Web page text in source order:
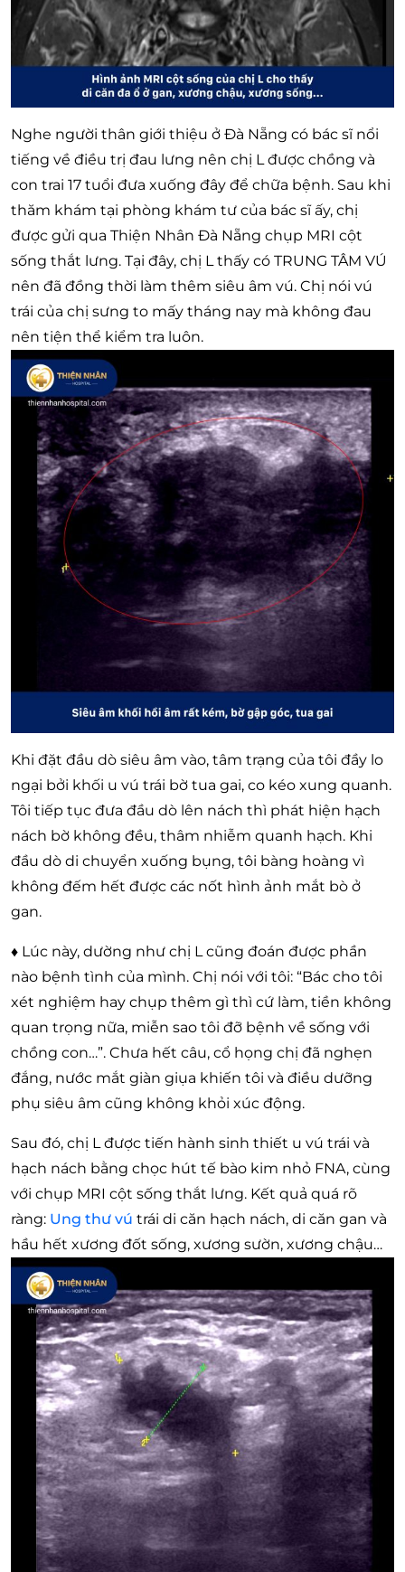
Nghe người thân giới thiệu ở Đà Nẵng có bác sĩ nổi
tiếng về điều trị đau lưng nên chị L được chồng và
con trai 17 tuổi đưa xuống đây để chữa bệnh. Sau khi
thăm khám tại phòng khám tư của bác sĩ ấy, chị
được gửi qua Thiện Nhân Đà Nẵng chụp MRI cột
sống thắt lưng. Tại đây, chị L thấy có TRUNG TÂM VÚ
nên đã đồng thời làm thêm siêu âm vú. Chị nói vú
trái của chị sưng to mấy tháng nay mà không đau
nên tiện thể kiểm tra luôn.
Khi đặt đầu dò siêu âm vào, tâm trạng của tôi đầy lo
ngại bởi khối u vú trái bờ tua gai, co kéo xung quanh.
Tôi tiếp tục đưa đầu dò lên nách thì phát hiện hạch
nách bờ không đều, thâm nhiễm quanh hạch. Khi
đầu dò di chuyển xuống bụng, tôi bàng hoàng vì
không đếm hết được các nốt hình ảnh mắt bò ở
gan.
♦ Lúc này, dường như chị L cũng đoán được phần
nào bệnh tình của mình. Chị nói với tôi: “Bác cho tôi
xét nghiệm hay chụp thêm gì thì cứ làm, tiền không
quan trọng nữa, miễn sao tôi đỡ bệnh về sống với
chồng con…”. Chưa hết câu, cổ họng chị đã nghẹn
đắng, nước mắt giàn giụa khiến tôi và điều dưỡng
phụ siêu âm cũng không khỏi xúc động.
Sau đó, chị L được tiến hành sinh thiết u vú trái và
hạch nách bằng chọc hút tế bào kim nhỏ FNA, cùng
với chụp MRI cột sống thắt lưng. Kết quả quá rõ
ràng: Ung thư vú trái di căn hạch nách, di căn gan và
hầu hết xương đốt sống, xương sườn, xương chậu…